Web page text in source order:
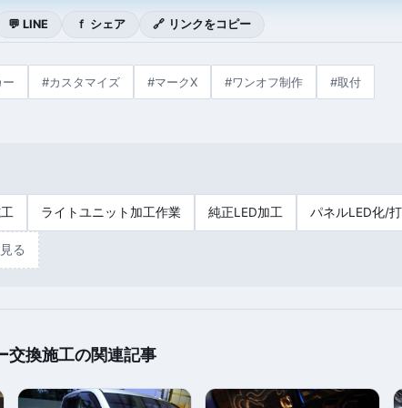
💬 LINE ｆ シェア 🔗 リンクをコピー
#カスタマイズ #マークX #ワンオフ制作 #取付
ライトユニット加工作業 純正LED加工 パネルLED化/
る
交換施工の関連記事